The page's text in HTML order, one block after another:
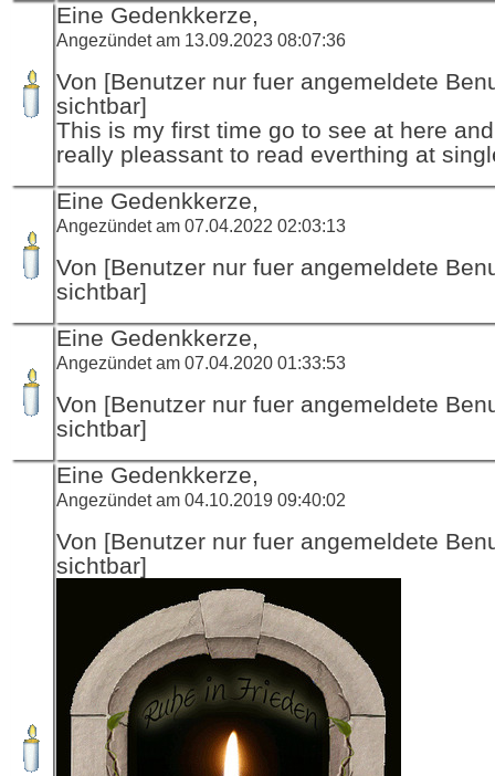
Eine Gedenkkerze,
Angezündet am 13.09.2023 08:07:36
Von [Benutzer nur fuer angemeldete
sichtbar]
This is my first time go to see at here
really pleassant to read everthing at
Eine Gedenkkerze,
Angezündet am 07.04.2022 02:03:13
Von [Benutzer nur fuer angemeldete
sichtbar]
Eine Gedenkkerze,
Angezündet am 07.04.2020 01:33:53
Von [Benutzer nur fuer angemeldete
sichtbar]
Eine Gedenkkerze,
Angezündet am 04.10.2019 09:40:02
Von [Benutzer nur fuer angemeldete
sichtbar]